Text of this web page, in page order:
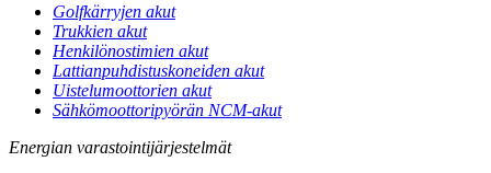
Golfkärryjen akut
Trukkien akut
Henkilönostimien akut
Lattianpuhdistuskoneiden akut
Uistelumoottorien akut
Sähkömoottoripyörän NCM-akut
Energian varastointijärjestelmät